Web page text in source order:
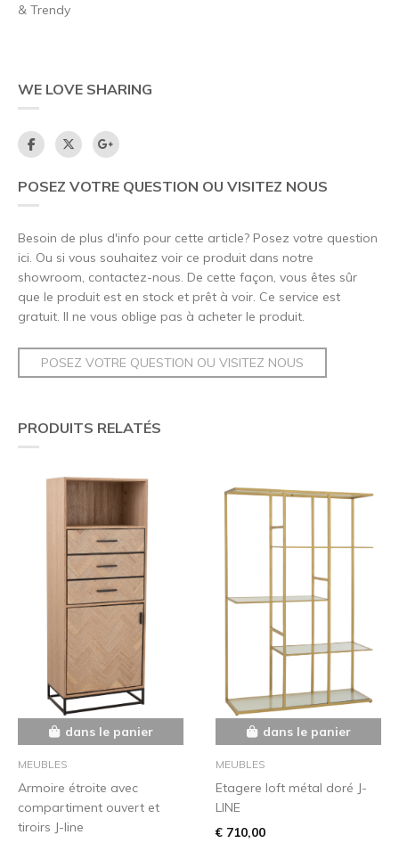
& Trendy
WE LOVE SHARING
POSEZ VOTRE QUESTION OU VISITEZ NOUS
Besoin de plus d'info pour cette article? Posez votre question
ici. Ou si vous souhaitez voir ce produit dans notre
showroom, contactez-nous. De cette façon, vous êtes sûr
que le produit est en stock et prêt à voir. Ce service est
gratuit. Il ne vous oblige pas à acheter le produit.
POSEZ VOTRE QUESTION OU VISITEZ NOUS
PRODUITS RELATÉS
dans le panier
MEUBLES
Armoire étroite avec
compartiment ouvert et
tiroirs J-line
dans le panier
MEUBLES
Etagere loft métal doré J-
LINE
€ 710,00